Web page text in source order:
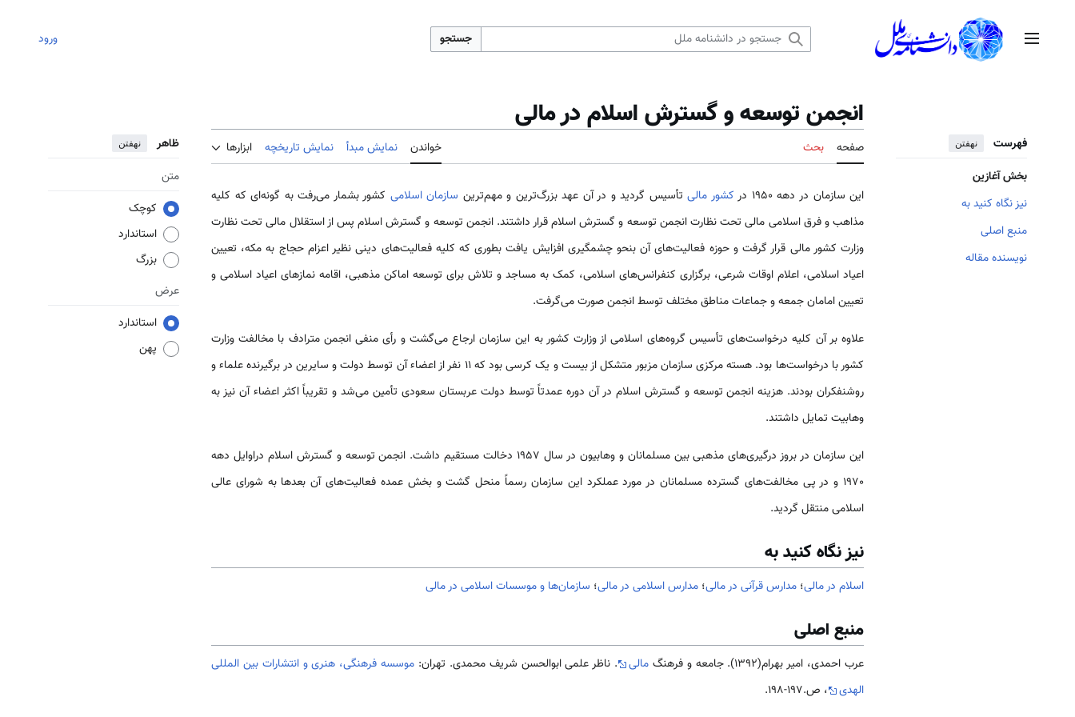
منوی اصلی جستجو ورود
فهرست نهفتن
بخش آغازین
نیز نگاه کنید به
منبع اصلی
نویسنده مقاله
انجمن توسعه و گسترش اسلام در مالی
صفحه بحث خواندن نمایش مبدأ نمایش تاریخچه ابزارها ظاهر نهفتن
متن
کوچک
استاندارد
بزرگ
عرض
استاندارد
پهن
این سازمان در دهه 1950 در کشور مالیتأسیس گردید و در آن عهد بزرگ‌ترین و مهم‌ترین سازمان اسلامی کشور بشمار می‌رفت به گونه‌ای که کلیه
مذاهب و فرق اسلامی مالی تحت نظارت انجمن توسعه و گسترش اسلام قرار داشتند. انجمن توسعه و گسترش اسلام پس از استقلال مالی تحت نظارت
وزارت کشور مالی قرار گرفت و حوزه فعالیت‌های آن بنحو چشمگیری افزایش یافت بطوری که کلیه فعالیت‌های دینی نظیر اعزام حجاج به مکه، تعیین
اعیاد اسلامی، اعلام اوقات شرعی، برگزاری کنفرانس‌های اسلامی، کمک به مساجد و تلاش برای توسعه اماکن مذهبی، اقامه نمازهای اعیاد اسلامی و
تعیین امامان جمعه و جماعات مناطق مختلف توسط انجمن صورت می‌گرفت.
علاوه بر آن کلیه درخواست‌های تأسیس گروه‌های اسلامی از وزارت کشور به این سازمان ارجاع می‌گشت و رأی منفی انجمن مترادف با مخالفت وزارت
کشور با درخواست‌ها بود. هسته مرکزی سازمان مزبور متشکل از بیست و یک کرسی بود که 11 نفر از اعضاء آن توسط دولت و سایرین در برگیرنده علماء و
روشنفکران بودند. هزینه انجمن توسعه و گسترش اسلام در آن دوره عمدتاً توسط دولت عربستان سعودی تأمین می‌شد و تقریباً اکثر اعضاء آن نیز به
وهابیت تمایل داشتند.
این سازمان در بروز درگیری‌های مذهبی بین مسلمانان و وهابیون در سال 1957 دخالت مستقیم داشت. انجمن توسعه و گسترش اسلام دراوایل دهه
1970 و در پی مخالفت‌های گسترده مسلمانان در مورد عملکرد این سازمان رسماً منحل گشت و بخش عمده فعالیت‌های آن بعدها به شورای عالی
اسلامی منتقل گردید.
نیز نگاه کنید به
اسلام در مالی؛ مدارس قرآنی در مالی؛ مدارس اسلامی در مالی؛ سازمان‌ها و موسسات اسلامی در مالی
منبع اصلی
عرب احمدی، امیر بهرام(1392). جامعه و فرهنگ مالی . ناظر علمی ابوالحسن شریف محمدی. تهران: موسسه فرهنگی، هنری و انتشارات بین المللی
الهدی
، ص.197-198.